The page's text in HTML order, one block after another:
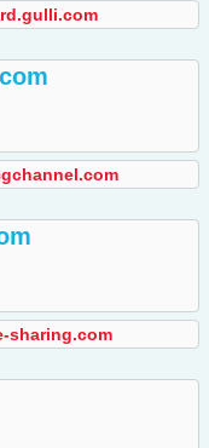
sharing.com